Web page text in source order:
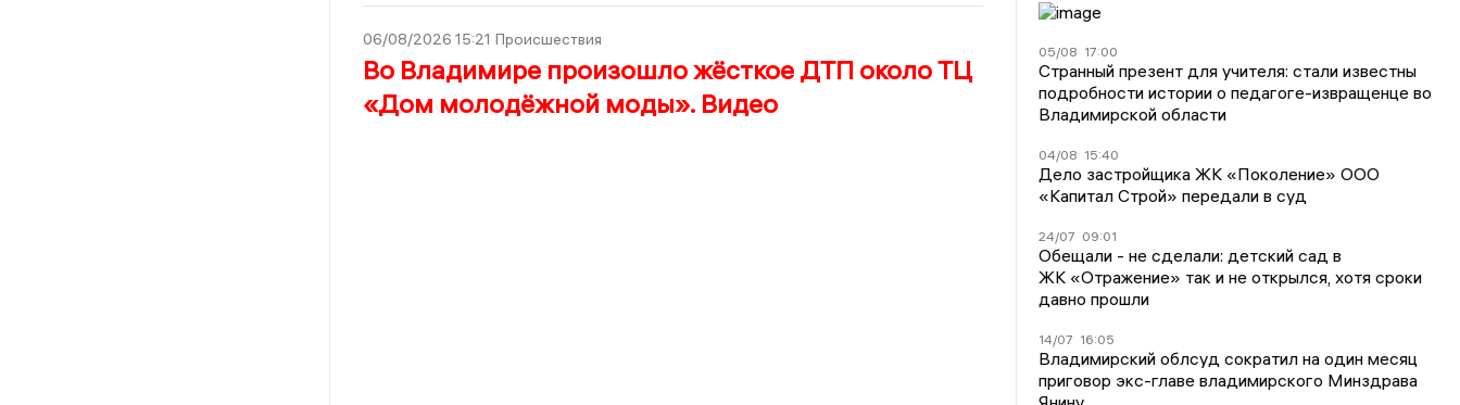
06/08/2026 15:21 Происшествия
Во Владимире произошло жёсткое ДТП около ТЦ
«Дом молодёжной моды». Видео
05/08 17:00
Странный презент для учителя: стали известны
подробности истории о педагоге-извращенце во
Владимирской области
04/08 15:40
Дело застройщика ЖК «Поколение» ООО
«Капитал Строй» передали в суд
24/07 09:01
Обещали - не сделали: детский сад в
ЖК «Отражение» так и не открылся, хотя сроки
давно прошли
14/07 16:05
Владимирский облсуд сократил на один месяц
приговор экс-главе владимирского Минздрава